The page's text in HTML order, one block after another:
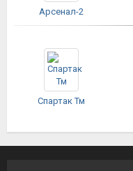
Арсенал-2
Спартак Тм